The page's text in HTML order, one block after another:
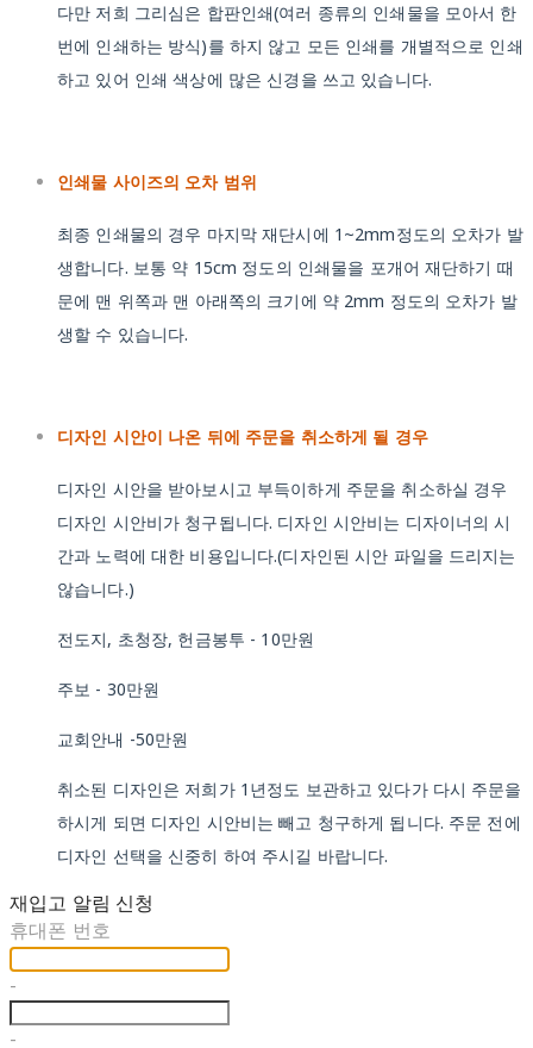
다만 저희 그리심은 합판인쇄(여러 종류의 인쇄물을 모아서 한
번에 인쇄하는 방식)를 하지 않고 모든 인쇄를 개별적으로 인쇄
하고 있어 인쇄 색상에 많은 신경을 쓰고 있습니다.
인쇄물 사이즈의 오차 범위
최종 인쇄물의 경우 마지막 재단시에 1~2mm정도의 오차가 발
생합니다. 보통 약 15cm 정도의 인쇄물을 포개어 재단하기 때
문에 맨 위쪽과 맨 아래쪽의 크기에 약 2mm 정도의 오차가 발
생할 수 있습니다.
디자인 시안이 나온 뒤에 주문을 취소하게 될 경우
디자인 시안을 받아보시고 부득이하게 주문을 취소하실 경우
디자인 시안비가 청구됩니다. 디자인 시안비는 디자이너의 시
간과 노력에 대한 비용입니다.(디자인된 시안 파일을 드리지는
않습니다.)
전도지, 초청장, 헌금봉투 - 10만원
주보 - 30만원
교회안내 -50만원
취소된 디자인은 저희가 1년정도 보관하고 있다가 다시 주문을
하시게 되면 디자인 시안비는 빼고 청구하게 됩니다. 주문 전에
디자인 선택을 신중히 하여 주시길 바랍니다.
재입고 알림 신청
휴대폰 번호
-
-